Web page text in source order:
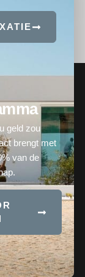
geld zou
brengt met
van de